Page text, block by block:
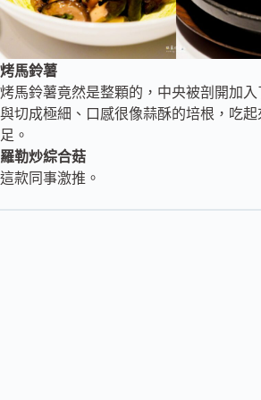
烤馬鈴薯
烤馬鈴薯竟然是整顆的，中央被剖開加入
與切成極細、口感很像蒜酥的培根，吃
足。
羅勒炒綜合菇
這款同事激推。